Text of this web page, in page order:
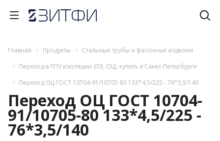
Главная Продукты
Стальные трубы и фасонные изделия
Переход в ППУ изоляции (ПЭ, ОЦ), купить в Санкт-Петербурге
Переход ОЦ ГОСТ 10704-91/10705-80 133*4,5/225 - 76*3,5/140
Переход ОЦ ГОСТ 10704-
91/10705-80 133*4,5/225 -
76*3,5/140